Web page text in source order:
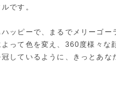
です。
ッピーで、まるでメリーゴー
って色を変え、360度様々な
しているように、きっとあな